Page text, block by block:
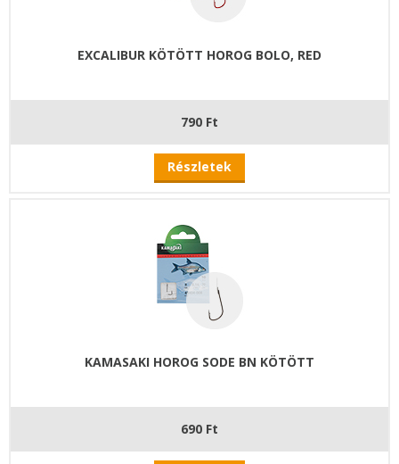
EXCALIBUR KÖTÖTT HOROG BOLO, RED
790 Ft
Részletek
KAMASAKI HOROG SODE BN KÖTÖTT
690 Ft